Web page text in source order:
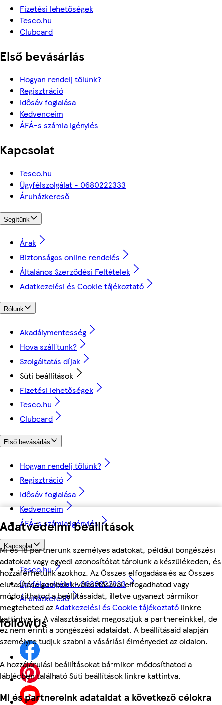
Adatvédelmi beállítások
Mi és 18 partnerünk személyes adatokat, például böngészési
adatokat vagy egyedi azonosítókat tárolunk a készülékeden, és
hozzáférhetünk azokhoz. Az Összes elfogadása és az Összes
elutasítása gombok kiválasztásával elfogadhatod vagy
módosíthatod a beállításaidat, illetve ugyanezt bármikor
megteheted azAdatkezelési és Cookie tájékoztató linkre
kattintva is. A választásaidat megosztjuk a partnereinkkel, de
ez nem érinti a böngészési adataidat. A beállításaid alapján
személyre tudjuk szabni a vásárlási élményedet az oldalon.
A hozzájárulási beállításokat bármikor módosíthatod a
láblécben található Süti beállítások linkre kattintva.
Mi és partnereink adataidat a következő célokra
Fizetési lehetőségek
Tesco.hu
Clubcard
Első bevásárlás
Hogyan rendelj tőlünk?
Regisztráció
Idősáv foglalása
Kedvenceim
ÁFÁ-s számla igénylés
Kapcsolat
Tesco.hu
Ügyfélszolgálat - 0680222333
Áruházkereső
Segítünk
Árak
Biztonságos online rendelés
Általános Szerződési Feltételek
Adatkezelési és Cookie tájékoztató
Rólunk
Akadálymentesség
Hova szállítunk?
Szolgáltatás díjak
Süti beállítások
Fizetési lehetőségek
Tesco.hu
Clubcard
Első bevásárlás
Hogyan rendelj tőlünk?
Regisztráció
Idősáv foglalása
Kedvenceim
ÁFÁ-s számla igénylés
Kapcsolat
Tesco.hu
Ügyfélszolgálat - 0680222333
Áruházkereső
followUs